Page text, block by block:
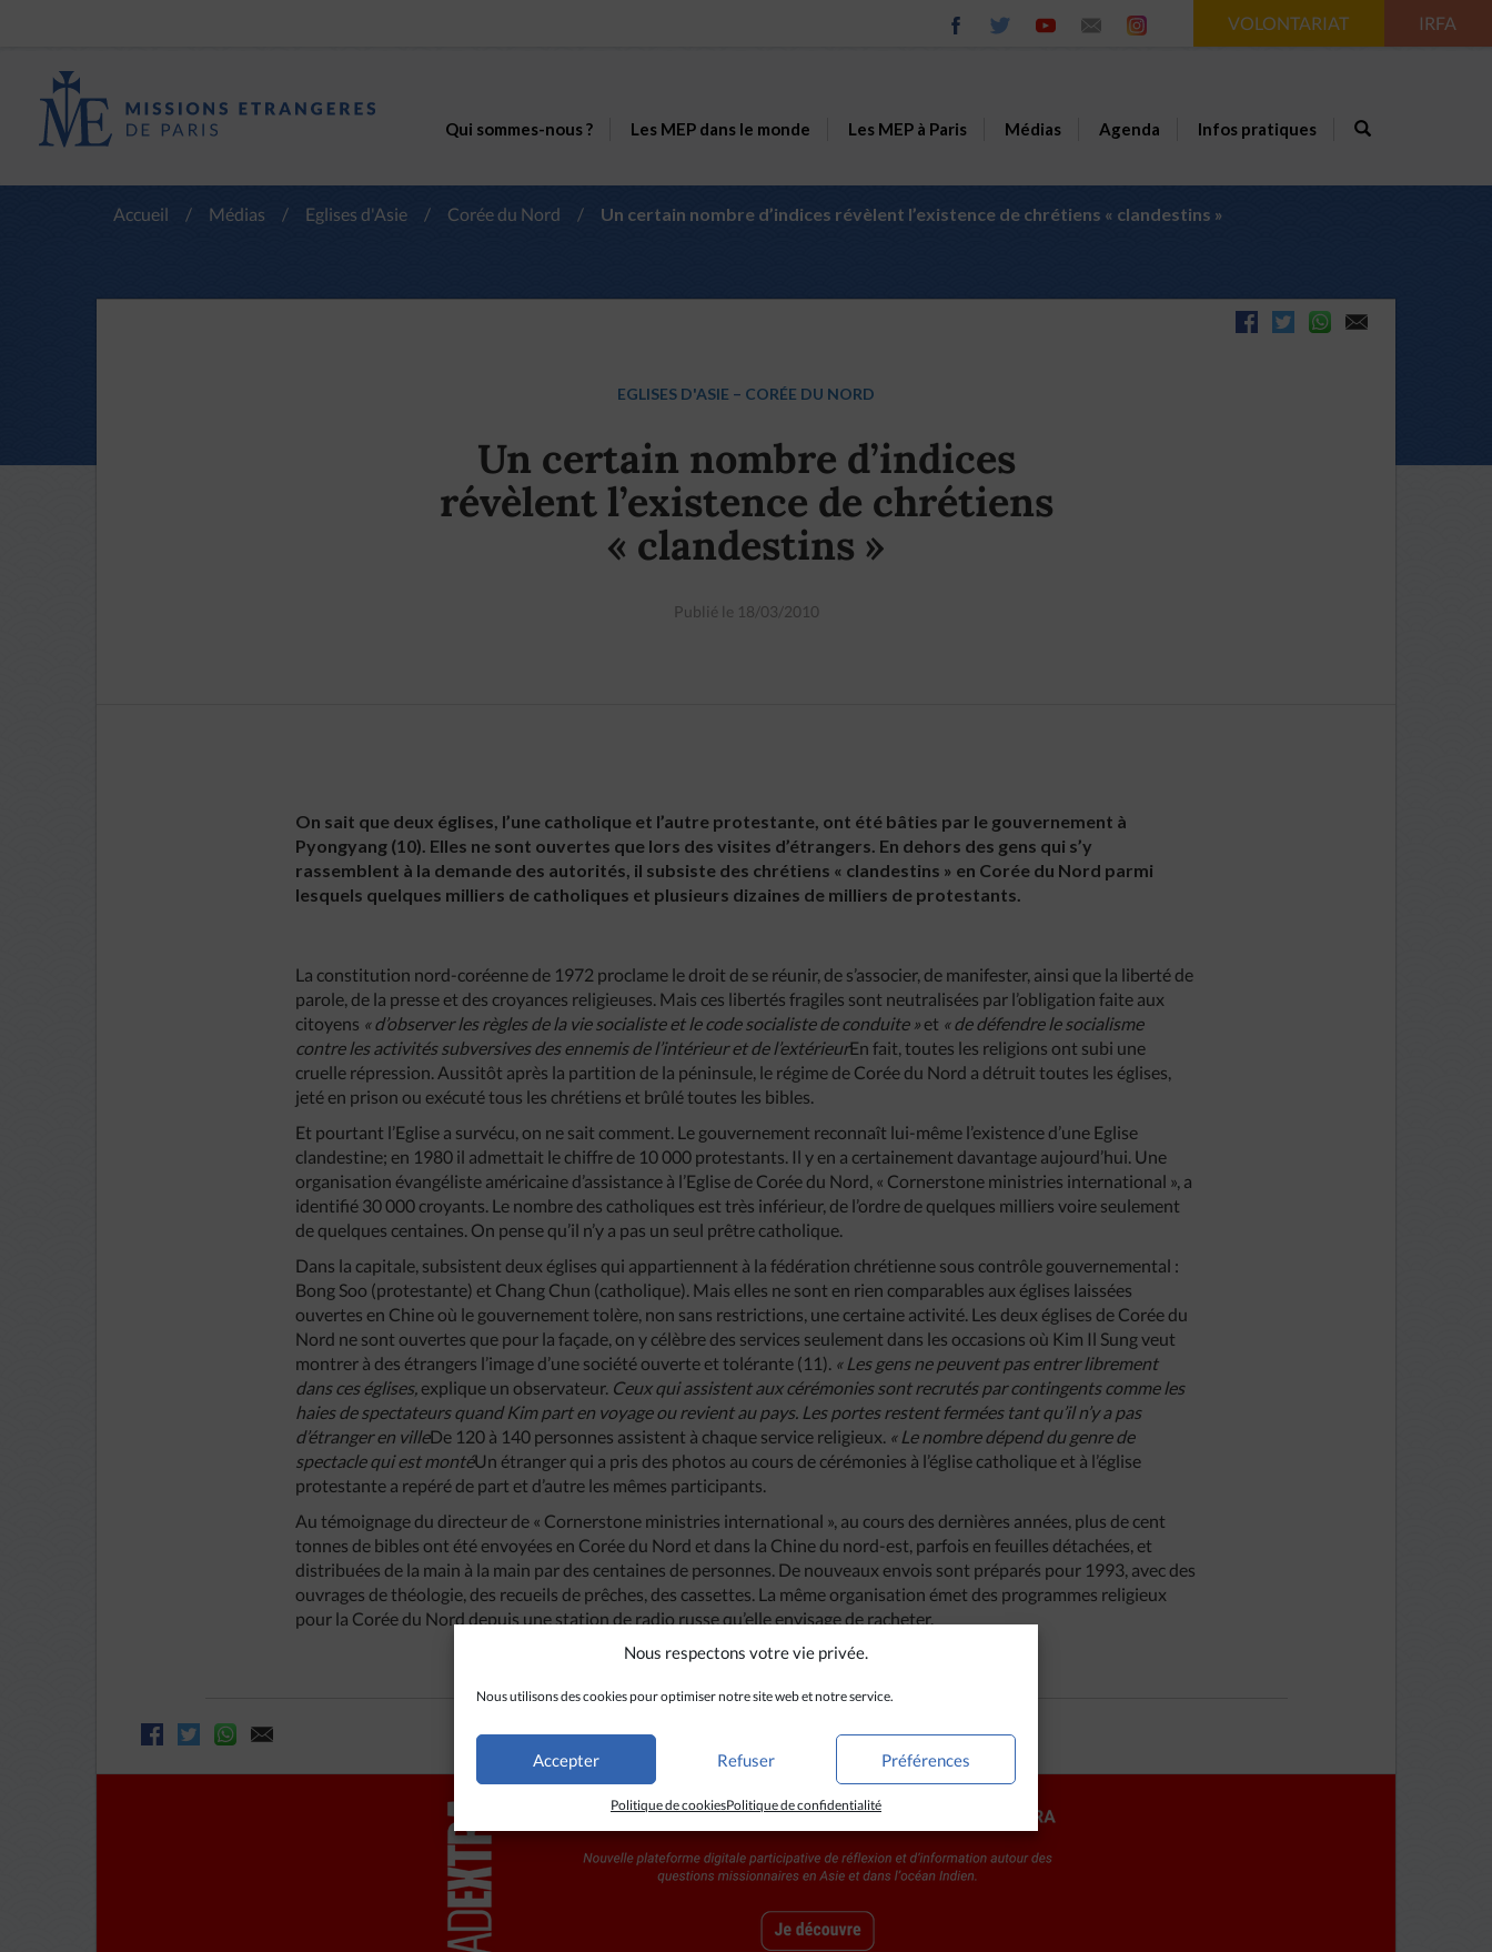
Nous respectons votre vie privée.
Nous utilisons des cookies pour optimiser notre site web et notre service.
Accepter Refuser Préférences
Politique de cookiesPolitique de confidentialité
VOLONTARIAT IRFA
Qui sommes-nous ? Les MEP dans le monde Les MEP à Paris Médias Agenda Infos pratiques
Accueil / Médias / Eglises d'Asie / Corée du Nord / Un certain nombre d’indices révèlent l’existence de chrétiens « clandestins »
EGLISES D'ASIE – CORÉE DU NORD
Un certain nombre d’indices
révèlent l’existence de chrétiens
« clandestins »
Publié le 18/03/2010
On sait que deux églises, l’une catholique et l’autre protestante, ont été bâties par le gouvernement à
Pyongyang (10). Elles ne sont ouvertes que lors des visites d’étrangers. En dehors des gens qui s’y
rassemblent à la demande des autorités, il subsiste des chrétiens « clandestins » en Corée du Nord parmi
lesquels quelques milliers de catholiques et plusieurs dizaines de milliers de protestants.
La constitution nord-coréenne de 1972 proclame le droit de se réunir, de s’associer, de manifester, ainsi que la liberté de
parole, de la presse et des croyances religieuses. Mais ces libertés fragiles sont neutralisées par l’obligation faite aux
citoyens « d’observer les règles de la vie socialiste et le code socialiste de conduite » et « de défendre le socialisme
contre les activités subversives des ennemis de l’intérieur et de l’extérieurEn fait, toutes les religions ont subi une
cruelle répression. Aussitôt après la partition de la péninsule, le régime de Corée du Nord a détruit toutes les églises,
jeté en prison ou exécuté tous les chrétiens et brûlé toutes les bibles.
Et pourtant l’Eglise a survécu, on ne sait comment. Le gouvernement reconnaît lui-même l’existence d’une Eglise
clandestine; en 1980 il admettait le chiffre de 10 000 protestants. Il y en a certainement davantage aujourd’hui. Une
organisation évangéliste américaine d’assistance à l’Eglise de Corée du Nord, « Cornerstone ministries international », a
identifié 30 000 croyants. Le nombre des catholiques est très inférieur, de l’ordre de quelques milliers voire seulement
de quelques centaines. On pense qu’il n’y a pas un seul prêtre catholique.
Dans la capitale, subsistent deux églises qui appartiennent à la fédération chrétienne sous contrôle gouvernemental :
Bong Soo (protestante) et Chang Chun (catholique). Mais elles ne sont en rien comparables aux églises laissées
ouvertes en Chine où le gouvernement tolère, non sans restrictions, une certaine activité. Les deux églises de Corée du
Nord ne sont ouvertes que pour la façade, on y célèbre des services seulement dans les occasions où Kim Il Sung veut
montrer à des étrangers l’image d’une société ouverte et tolérante (11). « Les gens ne peuvent pas entrer librement
dans ces églises, explique un observateur. Ceux qui assistent aux cérémonies sont recrutés par contingents comme les
haies de spectateurs quand Kim part en voyage ou revient au pays. Les portes restent fermées tant qu’il n’y a pas
d’étranger en villeDe 120 à 140 personnes assistent à chaque service religieux. « Le nombre dépend du genre de
spectacle qui est montéUn étranger qui a pris des photos au cours de cérémonies à l’église catholique et à l’église
protestante a repéré de part et d’autre les mêmes participants.
Au témoignage du directeur de « Cornerstone ministries international », au cours des dernières années, plus de cent
tonnes de bibles ont été envoyées en Corée du Nord et dans la Chine du nord-est, parfois en feuilles détachées, et
distribuées de la main à la main par des centaines de personnes. De nouveaux envois sont préparés pour 1993, avec des
ouvrages de théologie, des recueils de prêches, des cassettes. La même organisation émet des programmes religieux
pour la Corée du Nord depuis une station de radio russe qu’elle envisage de racheter.